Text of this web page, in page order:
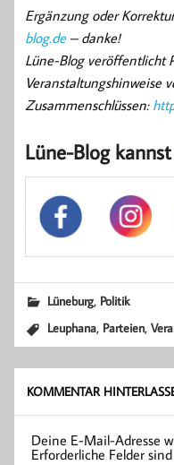
Ergänzung oder
blog.de– danke!
Lüne-Blog veröffentlicht
Veranstaltungshinweise
Zusammenschlüssen:
Lüne-Blog
Lüneburg, Politik
Leuphana, Parteien,
KOMMENTAR
Deine E-Mail-Adresse
Erforderliche Felder